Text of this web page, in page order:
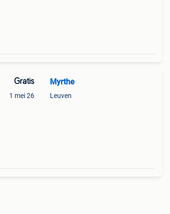
Gratis
1 mei 26
Myrthe
Leuven